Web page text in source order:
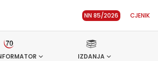
NN 85/2026 CJENIK
IZDANJA